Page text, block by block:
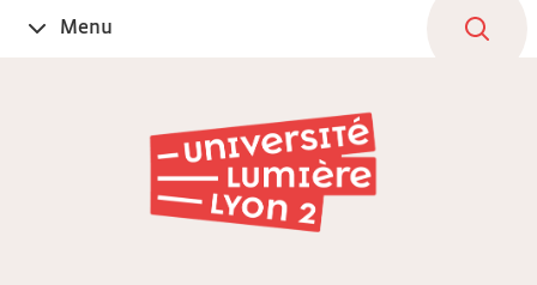
OuvrirMenu